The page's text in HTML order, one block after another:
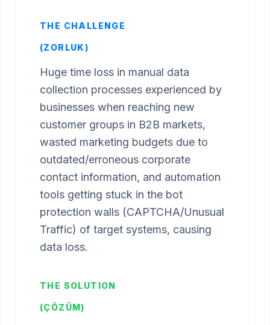
THE CHALLENGE
(ZORLUK)
Huge time loss in manual data
collection processes experienced by
businesses when reaching new
customer groups in B2B markets,
wasted marketing budgets due to
outdated/erroneous corporate
contact information, and automation
tools getting stuck in the bot
protection walls (CAPTCHA/Unusual
Traffic) of target systems, causing
data loss.
THE SOLUTION
(ÇÖZÜM)